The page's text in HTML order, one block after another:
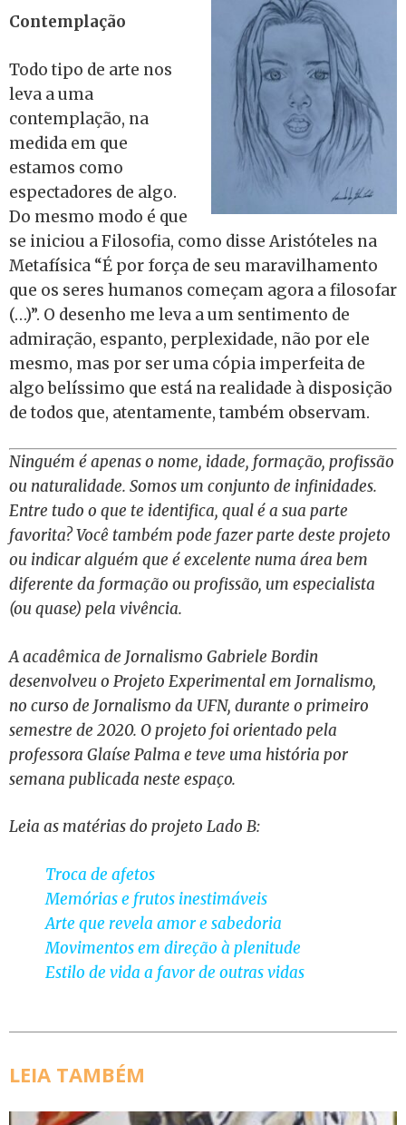
Contemplação
Todo tipo de arte nos
leva a uma
contemplação, na
medida em que
estamos como
espectadores de algo.
Do mesmo modo é que
se iniciou a Filosofia, como disse Aristóteles na
Metafísica “É por força de seu maravilhamento
que os seres humanos começam agora a filosofar
(…)”. O desenho me leva a um sentimento de
admiração, espanto, perplexidade, não por ele
mesmo, mas por ser uma cópia imperfeita de
algo belíssimo que está na realidade à disposição
de todos que, atentamente, também observam.
Ninguém é apenas o nome, idade, formação, profissão
ou naturalidade. Somos um conjunto de infinidades.
Entre tudo o que te identifica, qual é a sua parte
favorita? Você também pode fazer parte deste projeto
ou indicar alguém que é excelente numa área bem
diferente da formação ou profissão, um especialista
(ou quase) pela vivência.
A acadêmica de Jornalismo Gabriele Bordin
desenvolveu o Projeto Experimental em Jornalismo,
no curso de Jornalismo da UFN, durante o primeiro
semestre de 2020. O projeto foi orientado pela
professora Glaíse Palma e teve uma história por
semana publicada neste espaço.
Leia as matérias do projeto Lado B:
Troca de afetos
Memórias e frutos inestimáveis
Arte que revela amor e sabedoria
Movimentos em direção à plenitude
Estilo de vida a favor de outras vidas
LEIA TAMBÉM